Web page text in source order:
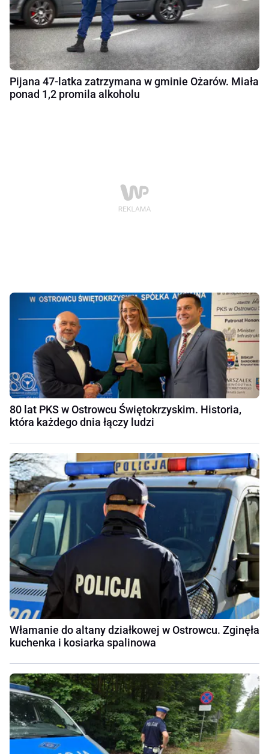
Pijana 47-latka zatrzymana w gminie Ożarów. Miała
ponad 1,2 promila alkoholu
80 lat PKS w Ostrowcu Świętokrzyskim. Historia,
która każdego dnia łączy ludzi
Włamanie do altany działkowej w Ostrowcu. Zginęła
kuchenka i kosiarka spalinowa